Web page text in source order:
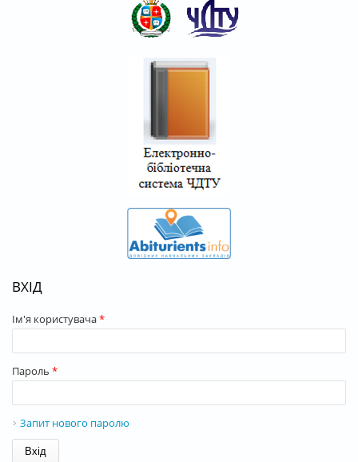
ВХІД
Ім'я користувача*
Пароль *
Запит нового паролю